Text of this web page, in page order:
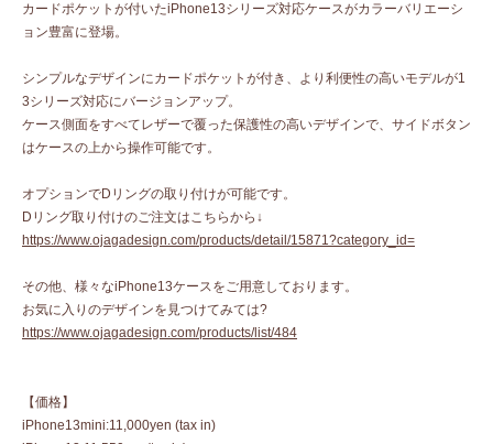
カードポケットが付いたiPhone13シリーズ対応ケースがカラーバリエーシ
ョン豊富に登場。
シンプルなデザインにカードポケットが付き、より利便性の高いモデルが1
3シリーズ対応にバージョンアップ。
ケース側面をすべてレザーで覆った保護性の高いデザインで、サイドボタン
はケースの上から操作可能です。
オプションでDリングの取り付けが可能です。
Dリング取り付けのご注文はこちらから↓
https://www.ojagadesign.com/products/detail/15871?category_id=
その他、様々なiPhone13ケースをご用意しております。
お気に入りのデザインを見つけてみては?
https://www.ojagadesign.com/products/list/484
【価格】
iPhone13mini:11,000yen (tax in)